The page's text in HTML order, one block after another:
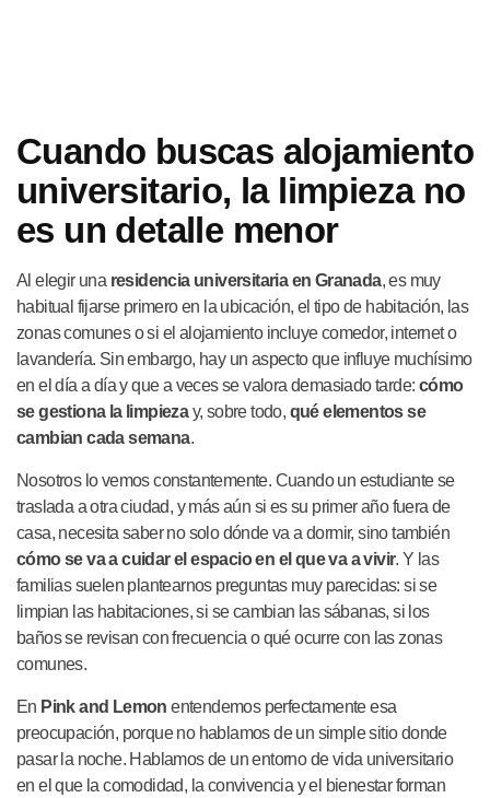
Cuando buscas alojamiento
universitario, la limpieza no
es un detalle menor
Al elegir una residencia universitaria en Granada, es muy
habitual fijarse primero en la ubicación, el tipo de habitación, las
zonas comunes o si el alojamiento incluye comedor, internet o
lavandería. Sin embargo, hay un aspecto que influye muchísimo
en el día a día y que a veces se valora demasiado tarde: cómo
se gestiona la limpiezay, sobre todo, qué elementos se
cambian cada semana.
Nosotros lo vemos constantemente. Cuando un estudiante se
traslada a otra ciudad, y más aún si es su primer año fuera de
casa, necesita saber no solo dónde va a dormir, sino también
cómo se va a cuidar el espacio en el que va a vivir. Y las
familias suelen plantearnos preguntas muy parecidas: si se
limpian las habitaciones, si se cambian las sábanas, si los
baños se revisan con frecuencia o qué ocurre con las zonas
comunes.
En Pink and Lemon entendemos perfectamente esa
preocupación, porque no hablamos de un simple sitio donde
pasar la noche. Hablamos de un entorno de vida universitario
en el que la comodidad, la convivencia y el bienestar forman